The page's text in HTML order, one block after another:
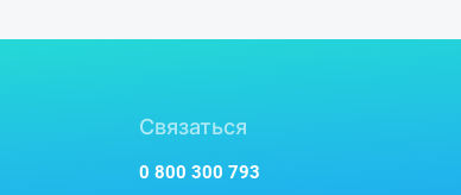
Связаться
0 800 300 793